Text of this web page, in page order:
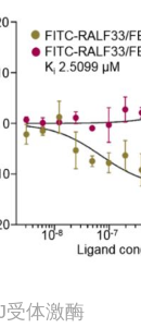
受体激酶